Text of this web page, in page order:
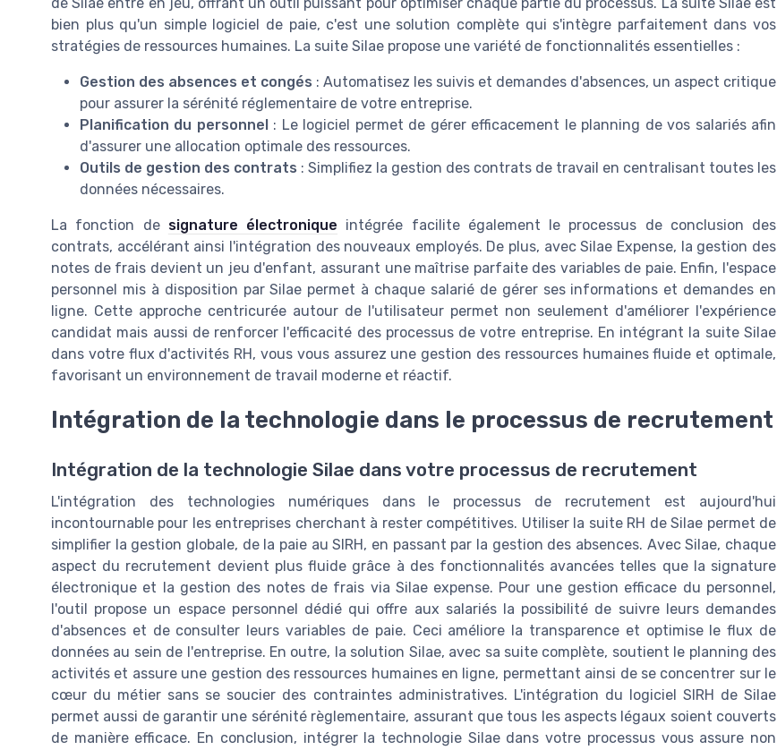
bien plus qu'un simple logiciel de paie, c'est une solution complète qui s'intègre parfaitement dans vos
stratégies de ressources humaines. La suite Silae propose une variété de fonctionnalités essentielles :
Gestion des absences et congés : Automatisez les suivis et demandes d'absences, un aspect critique
pour assurer la sérénité réglementaire de votre entreprise.
Planification du personnel: Le logiciel permet de gérer efficacement le planning de vos salariés afin
d'assurer une allocation optimale des ressources.
Outils de gestion des contrats : Simplifiez la gestion des contrats de travail en centralisant toutes les
données nécessaires.
La fonction de signature électronique intégrée facilite également le processus de conclusion des
contrats, accélérant ainsi l'intégration des nouveaux employés. De plus, avec Silae Expense, la gestion des
notes de frais devient un jeu d'enfant, assurant une maîtrise parfaite des variables de paie. Enfin, l'espace
personnel mis à disposition par Silae permet à chaque salarié de gérer ses informations et demandes en
ligne. Cette approche centricurée autour de l'utilisateur permet non seulement d'améliorer l'expérience
candidat mais aussi de renforcer l'efficacité des processus de votre entreprise. En intégrant la suite Silae
dans votre flux d'activités RH, vous vous assurez une gestion des ressources humaines fluide et optimale,
favorisant un environnement de travail moderne et réactif.
Intégration de la technologie dans le processus de recrutement
Intégration de la technologie Silae dans votre processus de recrutement
L'intégration des technologies numériques dans le processus de recrutement est aujourd'hui
incontournable pour les entreprises cherchant à rester compétitives. Utiliser la suite RH de Silae permet de
simplifier la gestion globale, de la paie au SIRH, en passant par la gestion des absences. Avec Silae, chaque
aspect du recrutement devient plus fluide grâce à des fonctionnalités avancées telles que la signature
électronique et la gestion des notes de frais via Silae expense. Pour une gestion efficace du personnel,
l'outil propose un espace personnel dédié qui offre aux salariés la possibilité de suivre leurs demandes
d'absences et de consulter leurs variables de paie. Ceci améliore la transparence et optimise le flux de
données au sein de l'entreprise. En outre, la solution Silae, avec sa suite complète, soutient le planning des
activités et assure une gestion des ressources humaines en ligne, permettant ainsi de se concentrer sur le
cœur du métier sans se soucier des contraintes administratives. L'intégration du logiciel SIRH de Silae
permet aussi de garantir une sérénité règlementaire, assurant que tous les aspects légaux soient couverts
de manière efficace. En conclusion, intégrer la technologie Silae dans votre processus vous assure non